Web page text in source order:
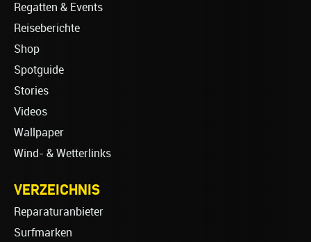
Regatten & Events
Reiseberichte
Shop
Spotguide
Stories
Videos
Wallpaper
Wind- & Wetterlinks
VERZEICHNIS
Reparaturanbieter
Surfmarken